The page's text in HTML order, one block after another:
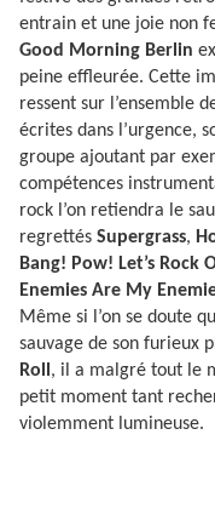
entrain et une joie non
Good Morning Berlin
peine effleurée. Cette
ressent sur l’ensemble
écrites dans l’urgence,
groupe ajoutant par
compétences
rock l’on retiendra le
regrettés Supergrass,
Bang! Pow! Let’s Rock
Enemies Are My
Même si l’on se doute
sauvage de son furieux
Roll , il a malgré tout le
petit moment tant
violemment lumineuse.